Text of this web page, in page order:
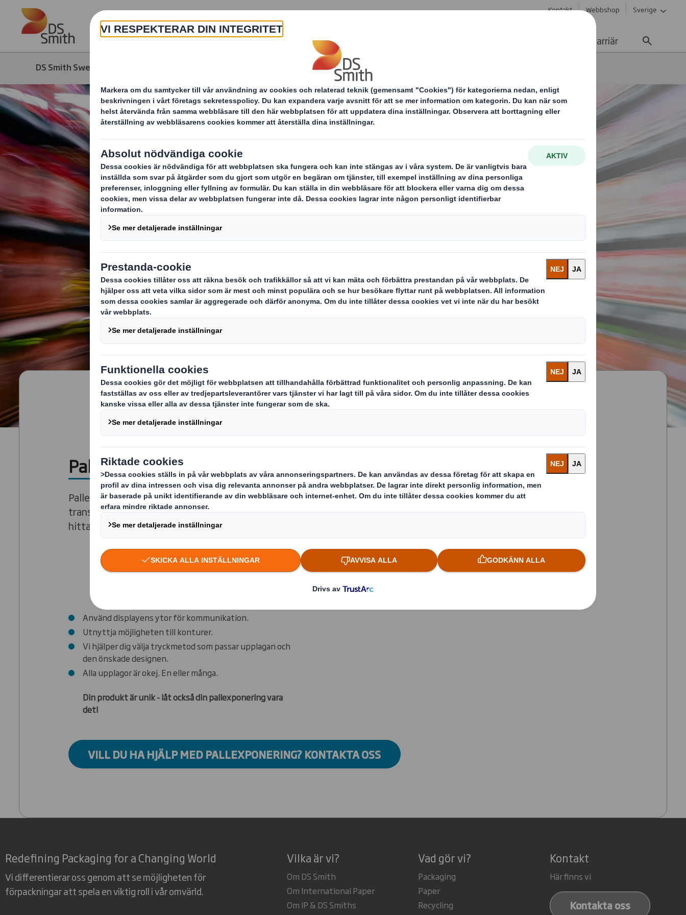
Skip to main content Kontakt Webbshop Sverige
Om oss Karriär
DS Smith Sweden Point of Sales Displays
Pallexponering
Pallexponering handlar om mycket mer än bara
transporten till butik. Med oss får du hjälp att
hitta den lösning som passar din produkt bäst.
Använd displayens ytor för kommunikation.
Utnyttja möjligheten till konturer.
Vi hjälper dig välja tryckmetod som passar upplagan och
den önskade designen.
Alla upplagor är okej. En eller många.
Din produkt är unik - låt också din pallexponering vara
det!
VILL DU HA HJÄLP MED PALLEXPONERING? KONTAKTA OSS
Redefining Packaging for a Changing World
Vi differentierar oss genom att se möjligheten för
förpackningar att spela en viktig roll i vår omvärld.
Vilka är vi?
Om DS Smith
Om International Paper
Om IP & DS Smiths
Vad gör vi?
Packaging
Paper
Recycling
Kontakt
Här finns vi
Kontakta oss